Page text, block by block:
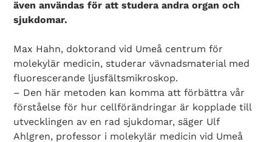
även användas för att studera andra organ och
sjukdomar.
Max Hahn, doktorand vid Umeå centrum för
molekylär medicin, studerar vävnadsmaterial med
fluorescerande ljusfältsmikroskop.
– Den här metoden kan komma att förbättra vår
förståelse för hur cellförändringar är kopplade till
utvecklingen av en rad sjukdomar, säger Ulf
Ahlgren, professor i molekylär medicin vid Umeå